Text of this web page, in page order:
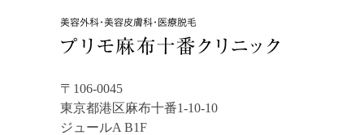
〒106-0045
東京都港区麻布十番1-10-10
ジュールA B1F